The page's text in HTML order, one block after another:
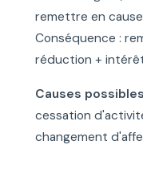
remettre en
Conséquence :
réduction +
Causes possibles
cessation
changement